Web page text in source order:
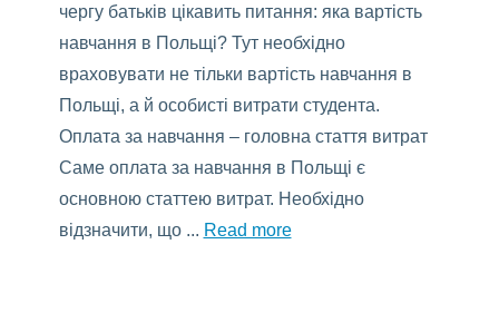
чергу батьків цікавить питання: яка вартість
навчання в Польщі? Тут необхідно
враховувати не тільки вартість навчання в
Польщі, а й особисті витрати студента.
Оплата за навчання – головна стаття витрат
Саме оплата за навчання в Польщі є
основною статтею витрат. Необхідно
відзначити, що ... Read more